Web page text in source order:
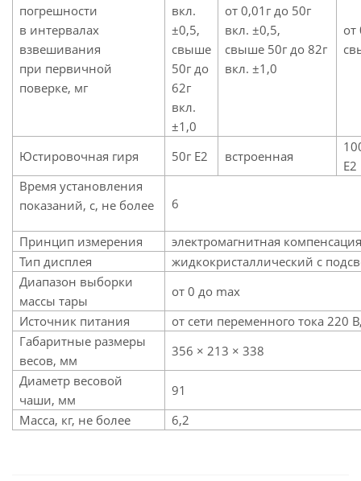
погрешности
в интервалах
взвешивания
при первичной
поверке, мг
вкл.
±0,5,
свыше
50г до
62г
вкл.
±1,0
от 0,01г до 50г
вкл. ±0,5,
свыше 50г до 82г
вкл. ±1,0
от
Юстировочная гиря 50г Е2 встроенная
Е2
Время установления
показаний, с, не более
6
Принцип измерения
электромагнитная компенсация
Тип дисплея
жидкокристаллический с
Диапазон выборки
массы тары
от 0 до max
Источник питания
от сети переменного тока 220
Габаритные размеры
весов, мм
356 × 213 × 338
Диаметр весовой
чаши, мм
91
Масса, кг, не более
6,2